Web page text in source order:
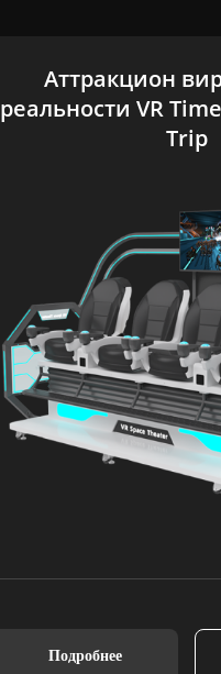
Аттракцион
реальности VR
Trip
Подробнее